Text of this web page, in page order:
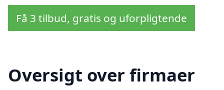
Få 3 tilbud, gratis og uforpligtende
Oversigt over firmaer